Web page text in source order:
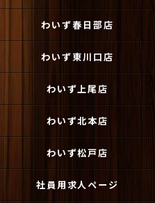
わいず春日部店
わいず東川口店
わいず上尾店
わいず北本店
わいず松戸店
社員用求人ページ